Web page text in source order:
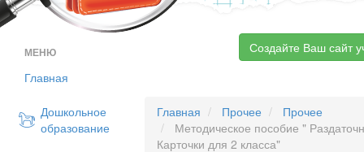
МЕНЮ
Главная
Дошкольное
образование
Создайте Ваш сайт
Главная Прочее
Прочее
Методическое пособие "
Карточки для 2 класса"